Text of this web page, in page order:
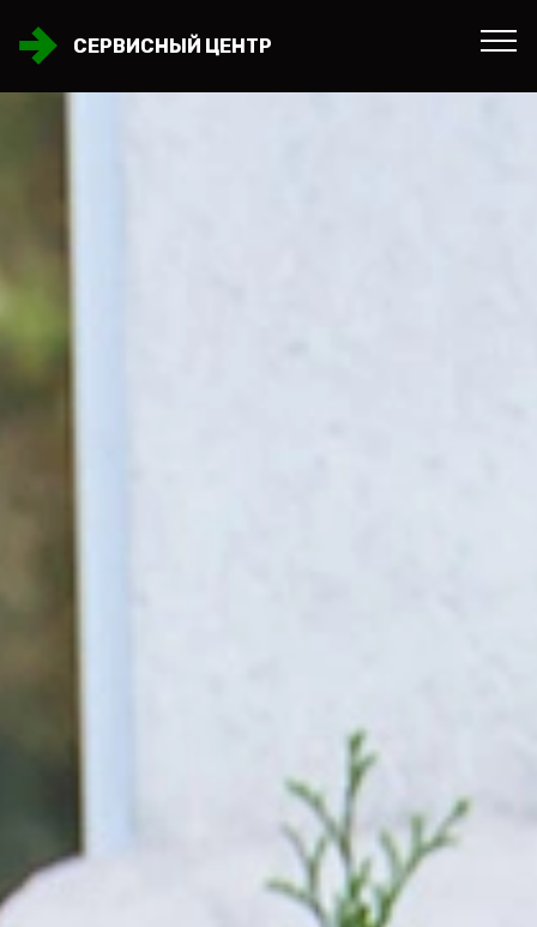
СЕРВИСНЫЙ ЦЕНТР